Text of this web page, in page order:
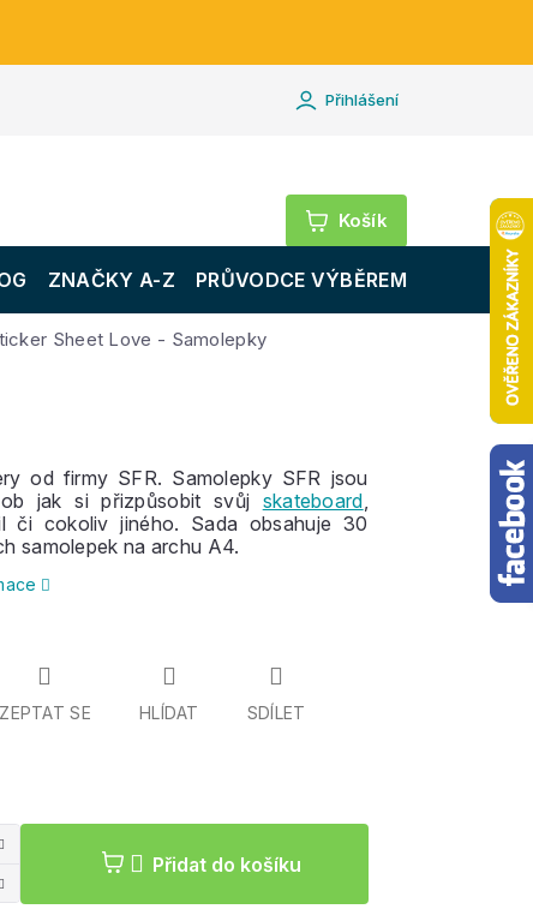
Přihlášení
Nákupní
košík
ZNAČKY A-Z PRŮVODCE VÝBĚREM
Sheet Love - Samolepky
cena:
Přidat do košíku
od firmy SFR. Samolepky SFR jsou
jak si přizpůsobit svůj skateboard,
či cokoliv jiného. Sada obsahuje 30
samolepek na archu A4.
ZEPTAT SE HLÍDAT SDÍLET